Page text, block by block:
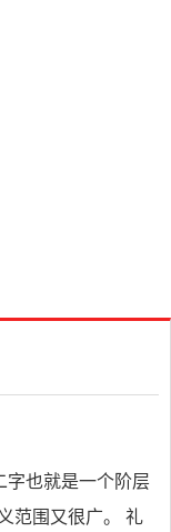
字也就是一个阶层
范围又很广。 礼